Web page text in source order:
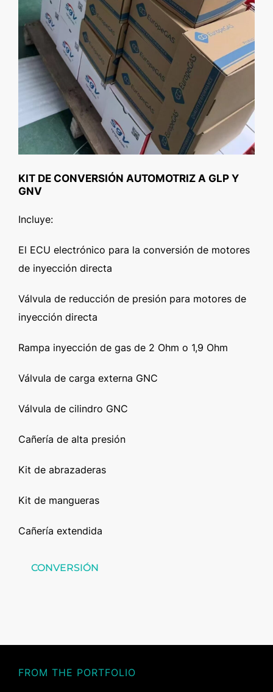
KIT DE CONVERSIÓN AUTOMOTRIZ A GLP Y
GNV
Incluye:
El ECU electrónico para la conversión de motores
de inyección directa
Válvula de reducción de presión para motores de
inyección directa
Rampa inyección de gas de 2 Ohm o 1,9 Ohm
Válvula de carga externa GNC
Válvula de cilindro GNC
Cañería de alta presión
Kit de abrazaderas
Kit de mangueras
Cañería extendida
CONVERSIÓN
FROM THE PORTFOLIO